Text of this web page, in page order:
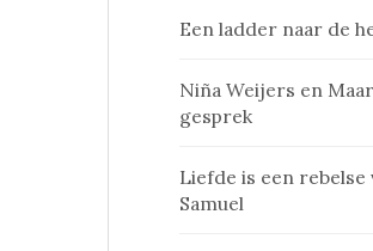
Een ladder naar de
Niña Weijers en
gesprek
Liefde is een
Samuel